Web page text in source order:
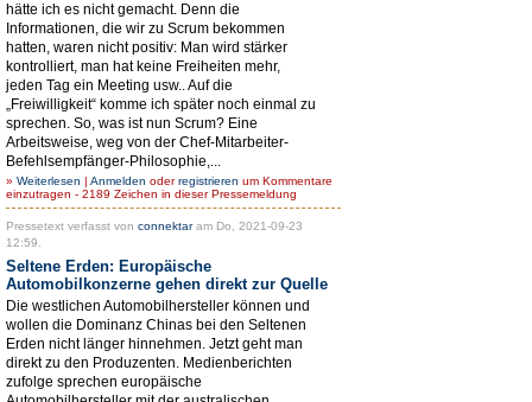
hätte ich es nicht gemacht. Denn die
Informationen, die wir zu Scrum bekommen
hatten, waren nicht positiv: Man wird stärker
kontrolliert, man hat keine Freiheiten mehr,
jeden Tag ein Meeting usw.. Auf die
„Freiwilligkeit“ komme ich später noch einmal zu
sprechen. So, was ist nun Scrum? Eine
Arbeitsweise, weg von der Chef-Mitarbeiter-
Befehlsempfänger-Philosophie,...
» Weiterlesen | Anmelden oderregistrieren um Kommentare
einzutragen - 2189 Zeichen in dieser Pressemeldung
Pressetext verfasst von connektaram Do, 2021-09-23
12:59.
Seltene Erden: Europäische
Automobilkonzerne gehen direkt zur Quelle
Die westlichen Automobilhersteller können und
wollen die Dominanz Chinas bei den Seltenen
Erden nicht länger hinnehmen. Jetzt geht man
direkt zu den Produzenten. Medienberichten
zufolge sprechen europäische